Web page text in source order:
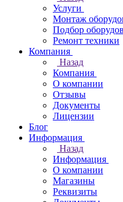
Услуги
Монтаж
Подбор
Ремонт техники
Компания
Назад
Компания
О компании
Отзывы
Документы
Лицензии
Блог
Информация
Назад
Информация
О компании
Магазины
Реквизиты